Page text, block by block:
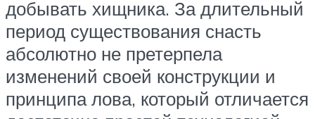
добывать хищника. За длительный
период существования снасть
абсолютно не претерпела
изменений своей конструкции и
принципа лова, который отличается